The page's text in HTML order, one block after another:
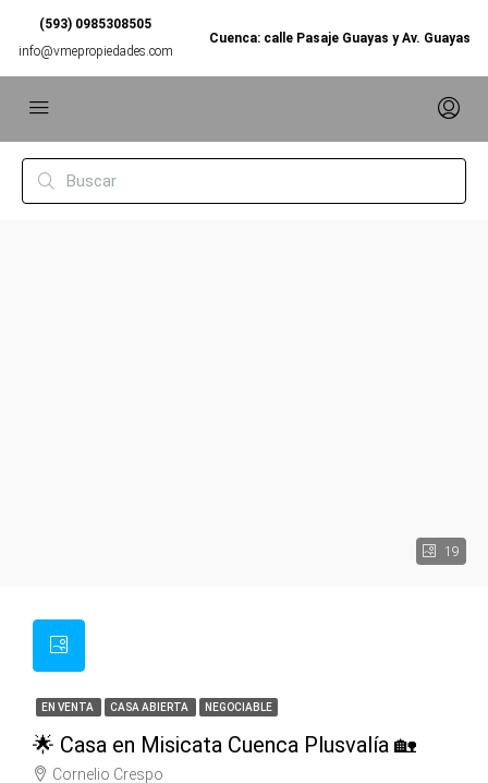
(593) 0985308505
info@vmepropiedades.com
Cuenca: calle Pasaje Guayas y Av. Guayas
19
EN VENTA CASA ABIERTA NEGOCIABLE
🌟 Casa en Misicata Cuenca Plusvalía 🏡
Cornelio Crespo